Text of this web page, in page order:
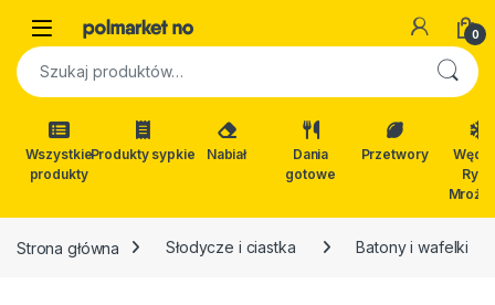
Open 0
Szukaj:
Wszystkie
produkty
Produkty sypkie Nabiał
Dania
gotowe
Przetwory
Ryby
Strona główna Słodycze i ciastka Batony i wafelki